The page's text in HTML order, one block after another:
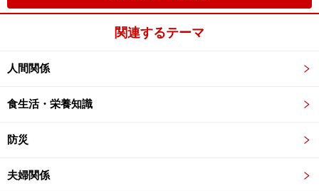
関連するテーマ
人間関係
食生活・栄養知識
防災
夫婦関係